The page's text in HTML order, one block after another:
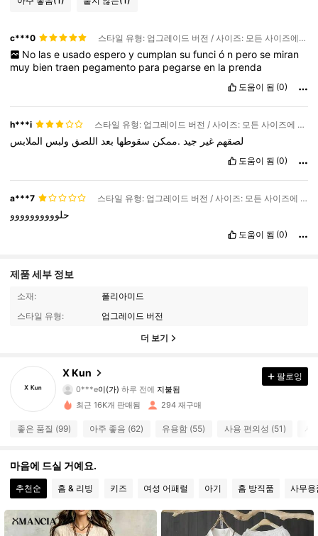
c***0 스타일 유형: 업그레이드 버전 / 사이즈: 모든 사이즈에 맞는 10개입
No las e usado espero y cumplan su funci ó n pero se miran
muy bientraen pegamento para pegarseen la prenda
도움이 됨 (0)
h***i 스타일 유형: 업그레이드 버전 / 사이즈: 모든 사이즈에 맞는 30개입
لصقهم غير جيد .ممكن سقوطها بعد اللصق ولبس الملابس
도움이 됨 (0)
a***7 스타일 유형: 업그레이드 버전 / 사이즈: 모든 사이즈에 맞는 30개입
حلوووووووووو
도움이 됨 (0)
제품 세부 정보
소재:
폴리아미드
스타일 유형:
업그레이드 버전
더 보기
X Kun
4.54
137 팔로워
0***e이(가)하루 전에 지불됨
4.54 137 팔로워
4.54 137 팔로워
팔로잉
최근 16K개 판매됨 294 재구매
좋은 품질 (99) 아주 좋음 (62) 유용함 (55) 사용 편의성 (51) 사
마음에 드실 거예요.
추천순 홈 & 리빙 키즈 여성 어패럴 아기 홈 방직품 사무용